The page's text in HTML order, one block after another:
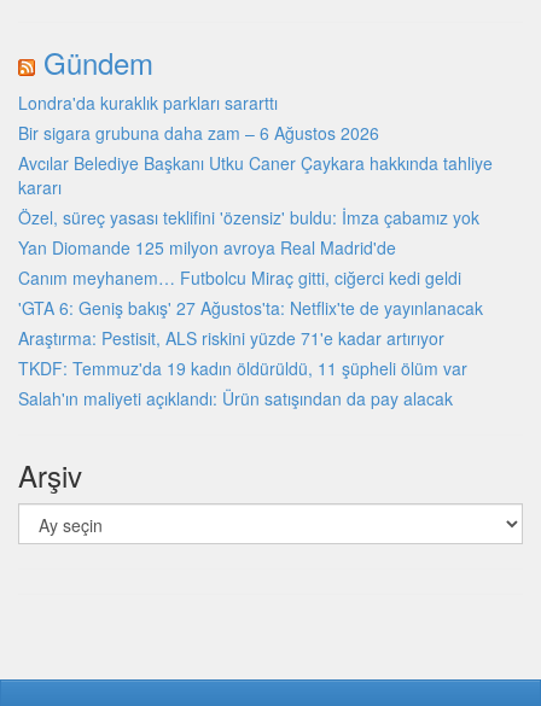
Gündem
Londra'da kuraklık parkları sararttı
Bir sigara grubuna daha zam – 6 Ağustos 2026
Avcılar Belediye Başkanı Utku Caner Çaykara hakkında tahliye
kararı
Özel, süreç yasası teklifini 'özensiz' buldu: İmza çabamız yok
Yan Diomande 125 milyon avroya Real Madrid'de
Canım meyhanem… Futbolcu Miraç gitti, ciğerci kedi geldi
'GTA 6: Geniş bakış' 27 Ağustos'ta: Netflix'te de yayınlanacak
Araştırma: Pestisit, ALS riskini yüzde 71'e kadar artırıyor
TKDF: Temmuz'da 19 kadın öldürüldü, 11 şüpheli ölüm var
Salah'ın maliyeti açıklandı: Ürün satışından da pay alacak
Arşiv
Arşiv